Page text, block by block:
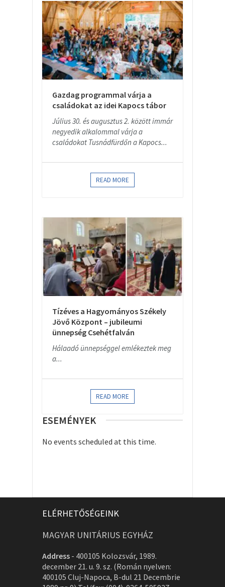
Gazdag programmal várja a
családokat az idei Kapocs tábor
Július 30. és augusztus 2. között immár
negyedik alkalommal várja a
családokat Tusnádfürdőn a Kapocs...
READ MORE
Tízéves a Hagyományos Székely
Jövő Központ – jubileumi
ünnepség Csehétfalván
Hálaadó ünnepséggel emlékeztek meg
a...
READ MORE
ESEMÉNYEK
No events scheduled at this time.
ELÉRHETŐSÉGEINK
MAGYAR UNITÁRIUS EGYHÁZ
Address - 400105 Kolozsvár, 1989.
december 21. u. 9. sz. (Román nyelven:
400105 Cluj-Napoca, B-dul 21 Decembrie